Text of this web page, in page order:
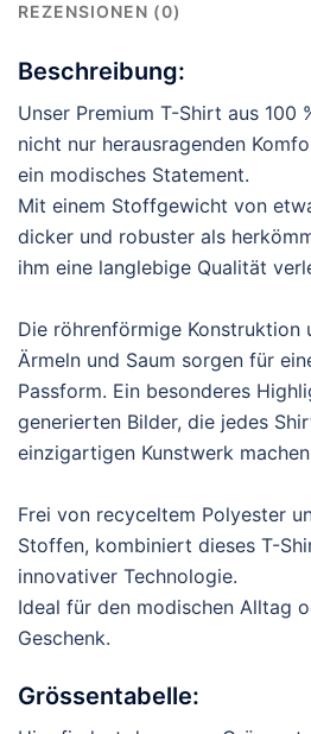
REZENSIONEN (0)
Beschreibung:
Unser Premium T-Shirt aus 100
nicht nur herausragenden
ein modisches Statement.
Mit einem Stoffgewicht von
dicker und robuster als
ihm eine langlebige Qualität
Die röhrenförmige Konstruktion
Ärmeln und Saum sorgen für
Passform. Ein besonderes
generierten Bilder, die jedes
einzigartigen Kunstwerk
Frei von recyceltem Polyester
Stoffen, kombiniert dieses T-
innovativer Technologie.
Ideal für den modischen Alltag
Geschenk.
Grössentabelle: